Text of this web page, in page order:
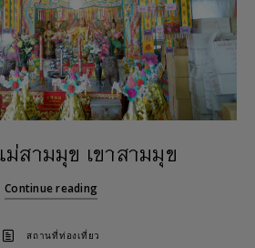
ม่สามมุข เขาสามมุข
Continue reading
สถานที่ท่องเที่ยว